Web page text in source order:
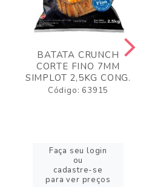
BATATA CRUNCH
CORTE FINO 7MM
SIMPLOT 2,5KG CONG.
Código: 63915
Faça seu login
ou
cadastre-se
para ver preços